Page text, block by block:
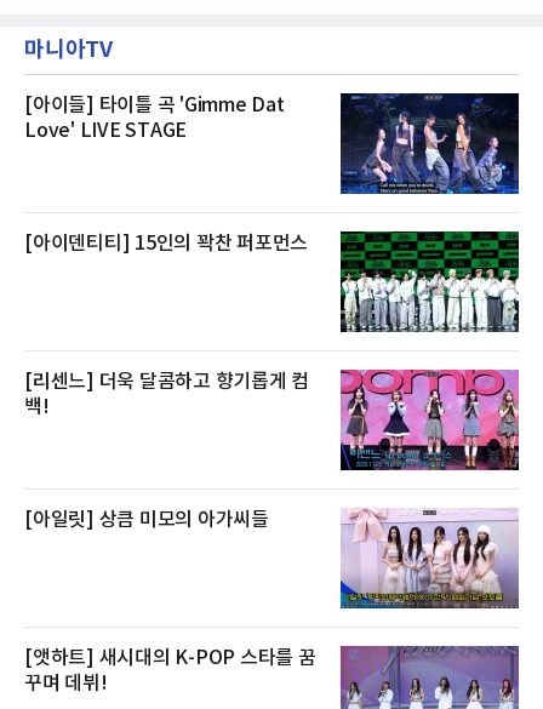
것으로 확인됐다”고 설명했다.이어 “정확한 화
재 원인은 추후 조사될
텔 측은 “퇴근 후 또는 주말 도심 속에서 짧지만
온전한 휴식을 원하는 고객들에게 특별한 경험
제큐티브 두 가지 타입으로 구성된다. 디럭스 패
키지는 객실 1박(룸 온리)으로 심플한 호캉스를
즐길 수 있으며, 이그제큐티브 패키지는 객실 1
마니아TV
[아이들] 타이틀 곡 'Gimme Dat
Love' LIVE STAGE
[아이덴티티] 15인의 꽉찬 퍼포먼스
[리센느] 더욱 달콤하고 향기롭게 컴
백!
[아일릿] 상큼 미모의 아가씨들
[앳하트] 새시대의 K-POP 스타를 꿈
꾸며 데뷔!